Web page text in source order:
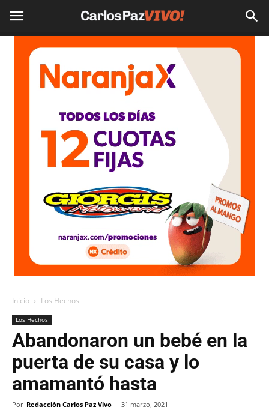
Inicio Los Hechos
Los Hechos
Abandonaron un bebé en la
puerta de su casa y lo
amamantó hasta
Por Redacción Carlos Paz Vivo - 31 marzo, 2021